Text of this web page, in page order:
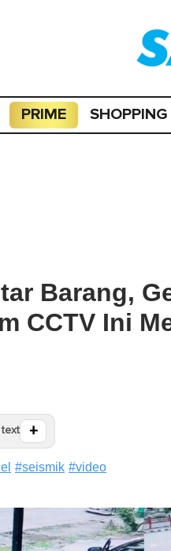
PRIME SHOPPING
Barang,
CCTV Ini
text +
#seismik #video